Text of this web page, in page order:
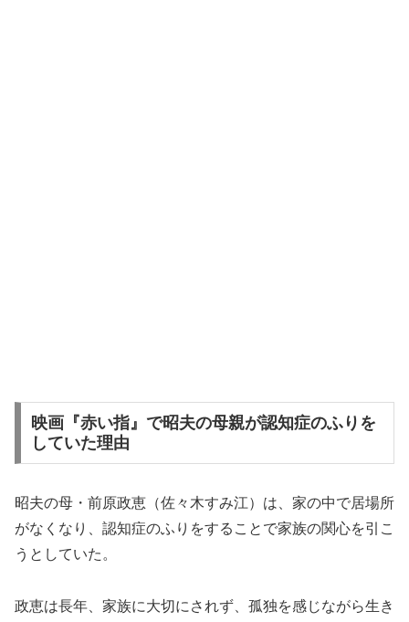
映画『赤い指』で昭夫の母親が認知症のふりを
していた理由
昭夫の母・前原政恵（佐々木すみ江）は、家の中で居場所
がなくなり、認知症のふりをすることで家族の関心を引こ
うとしていた。
政恵は長年、家族に大切にされず、孤独を感じながら生き